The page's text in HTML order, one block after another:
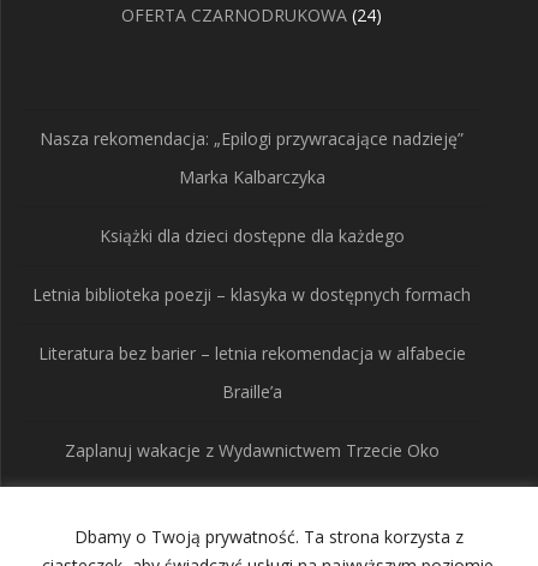
Dbamy o Twoją prywatność. Ta strona korzysta z
OFERTA CZARNODRUKOWA 2424
Nasza rekomendacja: „Epilogi przywracające nadzieję”
Marka Kalbarczyka
Książki dla dzieci dostępne dla każdego
Letnia biblioteka poezji – klasyka w dostępnych formach
Literatura bez barier – letnia rekomendacja w alfabecie
Braille’a
Zaplanuj wakacje z Wydawnictwem Trzecie Oko